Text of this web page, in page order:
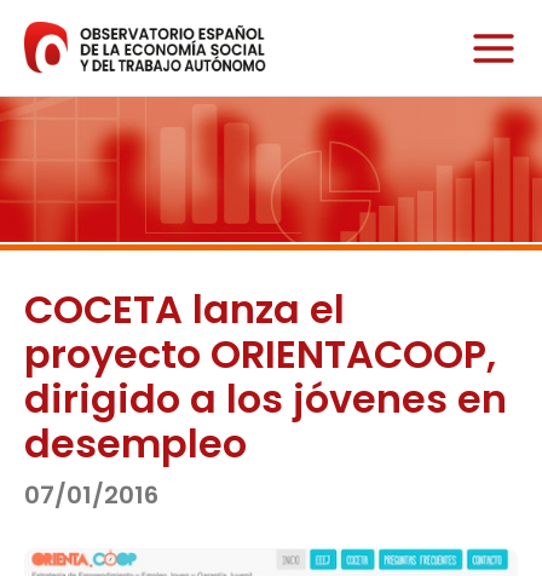
contenido
COCETA lanza el
proyecto ORIENTACOOP,
dirigido a los jóvenes en
desempleo
07/01/2016